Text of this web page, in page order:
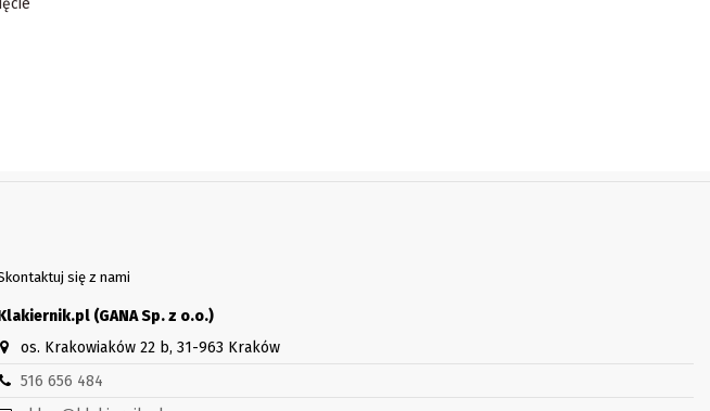
się z nami
(GANA Sp. z o.o.)
os. Krakowiaków 22 b, 31-963 Kraków
516 656 484